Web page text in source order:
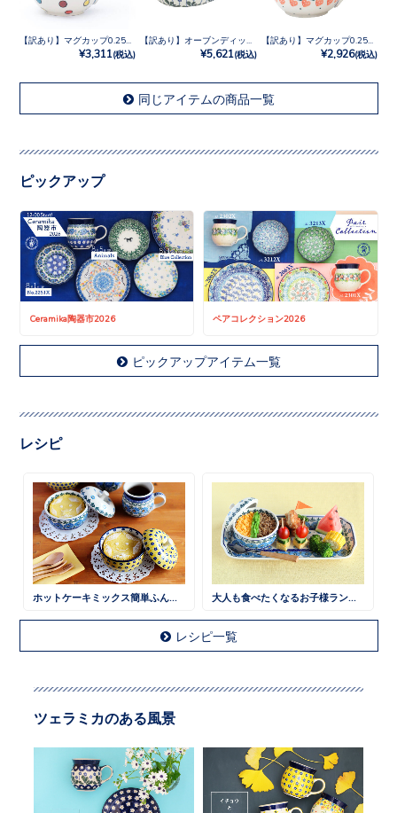
【訳あり】マグカップ0.25L No.U3-5028
¥3,311 (税込) ¥5,621 (税込)
【訳あり】マグカップ0.25L No.858
¥2,926(税込)
同じアイテムの商品一覧
ピックアップ
Ceramika陶器市2026 ペアコレクション2026
ピックアップアイテム一覧
レシピ
ホットケーキミックス簡単ふんわりケーキ 大人も食べたくなるお子様ランチ 鶏そぼろごはん
レシピ一覧
ツェラミカのある風景